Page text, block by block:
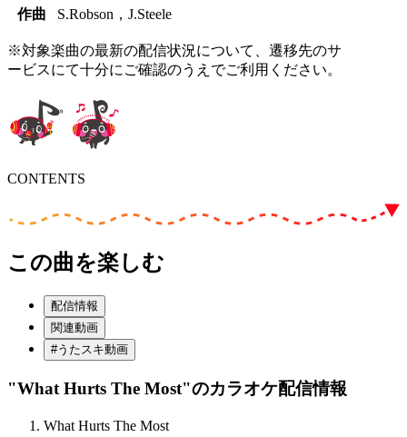
作曲
S.Robson，J.Steele
※対象楽曲の最新の配信状況について、遷移先のサ
ービスにて十分にご確認のうえでご利用ください。
CONTENTS
この曲を楽しむ
配信情報
関連動画
#うたスキ動画
"What Hurts The Most"のカラオケ配信情報
What Hurts The Most